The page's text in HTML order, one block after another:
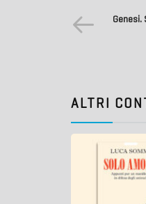
Genesi.
ALTRI